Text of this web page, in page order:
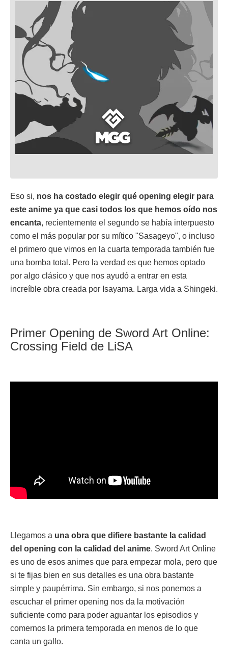
Eso si, nos ha costado elegir qué opening elegir para
este anime ya que casi todos los que hemos oído nos
encanta, recientemente el segundo se había interpuesto
como el más popular por su mítico "Sasageyo", o incluso
el primero que vimos en la cuarta temporada también fue
una bomba total. Pero la verdad es que hemos optado
por algo clásico y que nos ayudó a entrar en esta
increíble obra creada por Isayama. Larga vida a Shingeki.
Primer Opening de Sword Art Online:
Crossing Field de LiSA
Llegamos a una obra que difiere bastante la calidad
del opening con la calidad del anime. Sword Art Online
es uno de esos animes que para empezar mola, pero que
si te fijas bien en sus detalles es una obra bastante
simple y paupérrima. Sin embargo, si nos ponemos a
escuchar el primer opening nos da la motivación
suficiente como para poder aguantar los episodios y
comernos la primera temporada en menos de lo que
canta un gallo.